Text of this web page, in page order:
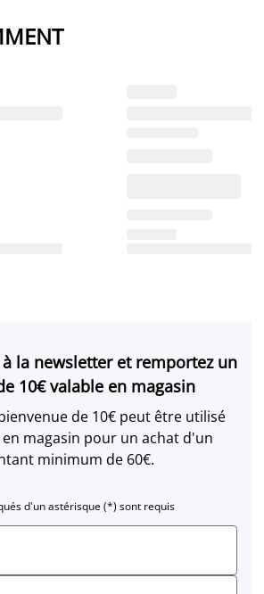
la newsletter et remportez un
10€ valable en magasin
de 10€ peut être utilisé
magasin pour un achat d'un
minimum de 60€.
d'un astérisque (*) sont requis